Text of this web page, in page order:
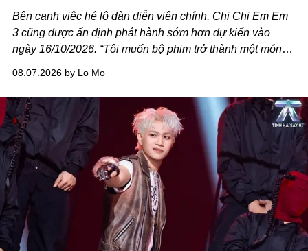
Bên cạnh việc hé lộ dàn diễn viên chính, Chị Chị Em Em
3 cũng được ấn định phát hành sớm hơn dự kiến vào
ngày 16/10/2026. “Tôi muốn bộ phim trở thành một món
Việt Nam”, NSX Will Vũ cho biết.
08.07.2026 by Lo Mo